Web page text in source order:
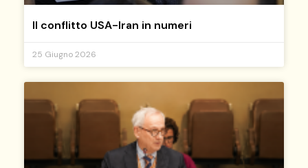
Il conflitto USA-Iran in numeri
25 Giugno 2026